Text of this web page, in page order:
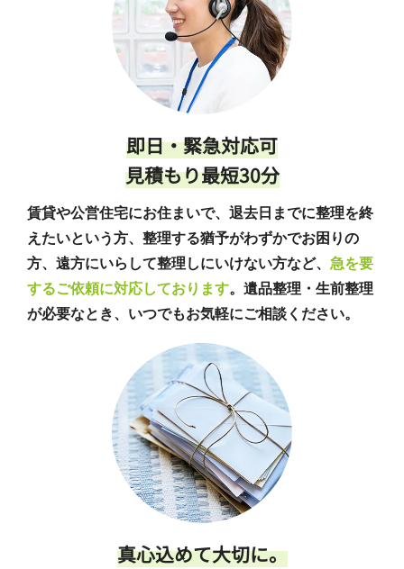
即日・緊急対応可
見積もり最短30分
賃貸や公営住宅にお住まいで、退去日までに整理を終
えたいという方、整理する猶予がわずかでお困りの
方、遠方にいらして整理しにいけない方など、 急を要
するご依頼に対応しております。遺品整理・生前整理
が必要なとき、いつでもお気軽にご相談ください。
真心込めて大切に。